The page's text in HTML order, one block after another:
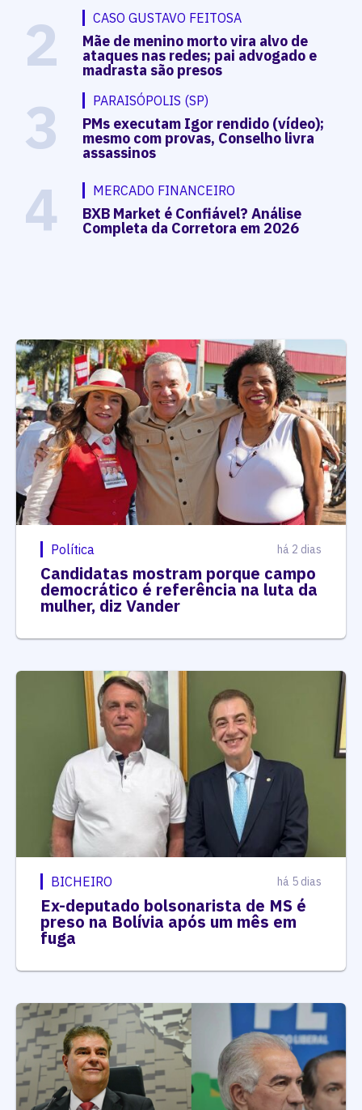
2 CASO GUSTAVO FEITOSA
Mãe de menino morto vira alvo de
ataques nas redes; pai advogado e
madrasta são presos
3 PARAISÓPOLIS (SP)
PMs executam Igor rendido (vídeo);
mesmo com provas, Conselho livra
assassinos
4 MERCADO FINANCEIRO
BXB Market é Confiável? Análise
Completa da Corretora em 2026
Política há 2 dias
Candidatas mostram porque campo
democrático é referência na luta da
mulher, diz Vander
BICHEIRO há 5 dias
Ex-deputado bolsonarista de MS é
preso na Bolívia após um mês em
fuga